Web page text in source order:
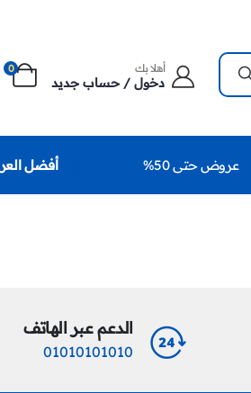
أهلا بك
دخول / حساب جديد
0
عروض حتى 50% أفضل
الدعم عبر الهاتف
01010101010